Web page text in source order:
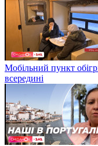
Мобільний пункт
всередині